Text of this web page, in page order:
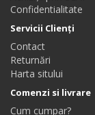
Confidentialitate
Servicii Clienţi
Contact
Returnări
Harta sitului
Comenzi si livrare
Cum cumpar?